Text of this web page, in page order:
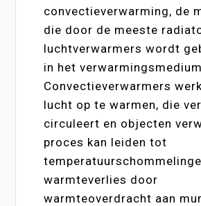
convectieverwarming, de
die door de meeste
luchtverwarmers wordt
in het
Convectieverwarmers
lucht op te warmen, die
circuleert en objecten
proces kan leiden tot
warmteverlies door
warmteoverdracht aan